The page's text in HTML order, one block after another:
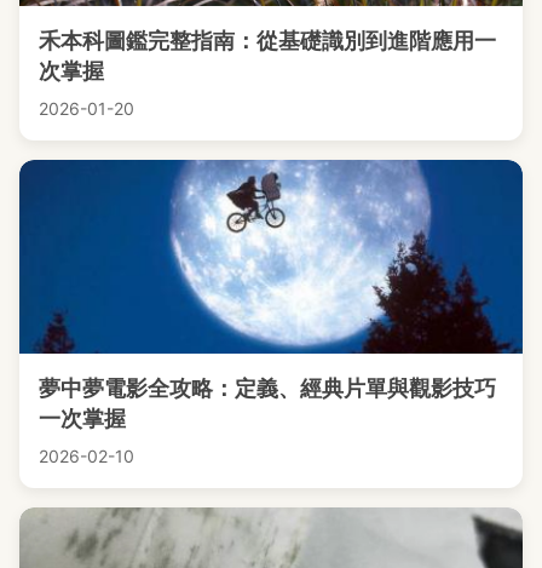
禾本科圖鑑完整指南：從基礎識別到進階應用一
次掌握
2026-01-20
夢中夢電影全攻略：定義、經典片單與觀影技巧
一次掌握
2026-02-10